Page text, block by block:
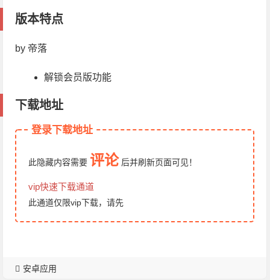
版本特点
by 帝落
解锁会员版功能
下载地址
登录下载地址
此隐藏内容需要 评论后并刷新页面可见！
vip快速下载通道
此通道仅限vip下载，请先
安卓应用